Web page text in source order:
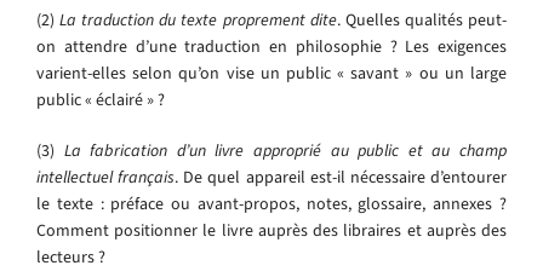
(2)La traduction du texte proprement dite. Quelles qualités peut-
on attendre d’une traduction en philosophie ? Les exigences
varient-elles selon qu’on vise un public « savant » ou un large
public « éclairé » ?
(3) La fabrication d’un livre approprié au public et au champ
intellectuel français. De quel appareil est-il nécessaire d’entourer
le texte : préface ou avant-propos, notes, glossaire, annexes ?
Comment positionner le livre auprès des libraires et auprès des
lecteurs ?